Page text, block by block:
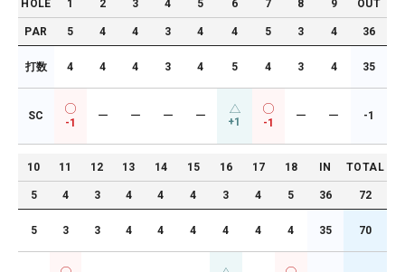
HOLE 1 2 3 4 5 6 7 8 9 OUT
PAR 5 4 4 3 4 4 5 3 4 36
打数 4 4 4 3 4 5 4 3 4 35
SC
-1
ー ー ー ー +1 -1
ー ー -1
10 11 12 13 14 15 16 17 18 IN TOTAL
5 4 3 4 4 4 3 4 5 36 72
5 3 3 4 4 4 4 4 4 35 70